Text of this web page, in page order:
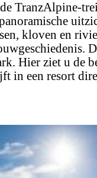
TranzAlpine-
kloven en
Hier ziet u de
in een resort